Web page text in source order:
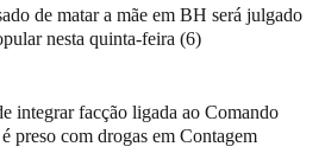
de matar a mãe em BH será julgado
nesta quinta-feira (6)
integrar facção ligada ao Comando
preso com drogas em Contagem